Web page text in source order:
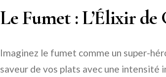
Le Fumet : L’Élixir
Imaginez le fumet comme un super-
saveur de vos plats avec une intensité